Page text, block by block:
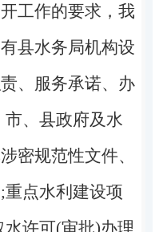
工作的要求，我
有县水务局机构设
、服务承诺、办
市、县政府及水
密规范性文件、
;重点水利建设项
水许可(审批)办理